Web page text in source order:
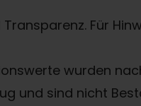
Für
wurden
und sind nicht